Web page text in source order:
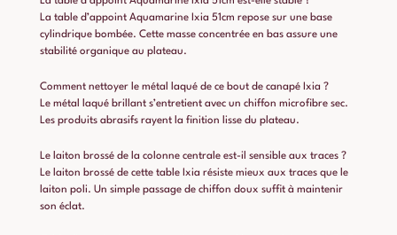
La table d’appoint Aquamarine Ixia 51cm repose sur une base
cylindrique bombée. Cette masse concentrée en bas assure une
stabilité organique au plateau.
Comment nettoyer le métal laqué de ce bout de canapé Ixia ?
Le métal laqué brillant s’entretient avec un chiffon microfibre sec.
Les produits abrasifs rayent la finition lisse du plateau.
Le laiton brossé de la colonne centrale est-il sensible aux traces ?
Le laiton brossé de cette table Ixia résiste mieux aux traces que le
laiton poli. Un simple passage de chiffon doux suffit à maintenir
son éclat.